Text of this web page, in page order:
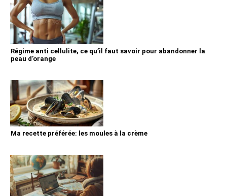
Régime anti cellulite, ce qu’il faut savoir pour abandonner la
peau d’orange
Ma recette préférée: les moules à la crème